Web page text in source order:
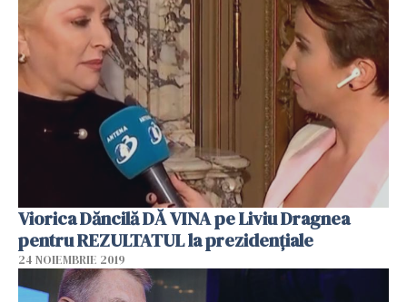
Viorica Dăncilă DĂ VINA pe Liviu Dragnea
pentru REZULTATUL la prezidențiale
24 NOIEMBRIE 2019